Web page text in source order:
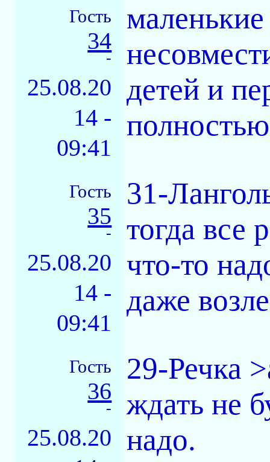
Гость
34
-
25.08.20
14 -
09:41
детей и
Гость
35
-
25.08.20
14 -
09:41
31-
тогда все
что-то
даже
Гость
36
-
25.08.20
29-Речка
ждать не
надо.